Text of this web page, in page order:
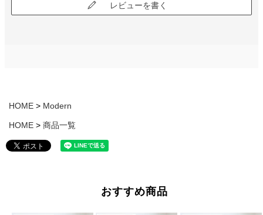
レビューを書く
HOME Modern
HOME 商品一覧
おすすめ商品